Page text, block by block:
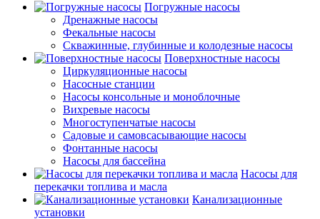
Погружные насосы
Дренажные насосы
Фекальные насосы
Скважинные, глубинные и колодезные насосы
Поверхностные насосы
Циркуляционные насосы
Насосные станции
Насосы консольные и моноблочные
Вихревые насосы
Многоступенчатые насосы
Садовые и самовсасывающие насосы
Фонтанные насосы
Насосы для бассейна
Насосы для
перекачки топлива и масла
Канализационные
установки